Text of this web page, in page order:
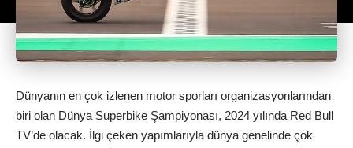
Dünyanın en çok izlenen motor sporları organizasyonlarından
biri olan Dünya Superbike Şampiyonası, 2024 yılında Red Bull
TV’de olacak. İlgi çeken yapımlarıyla dünya genelinde çok